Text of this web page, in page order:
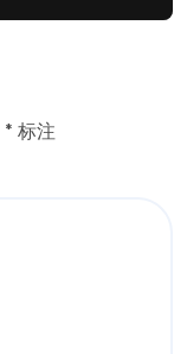
* 标注